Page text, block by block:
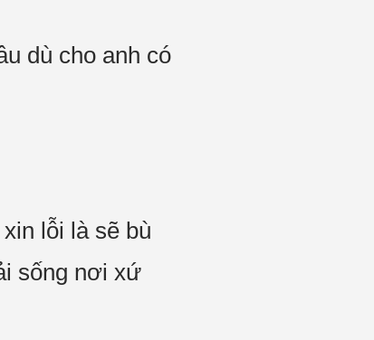
dù cho anh có
lỗi là sẽ bù
sống nơi xứ